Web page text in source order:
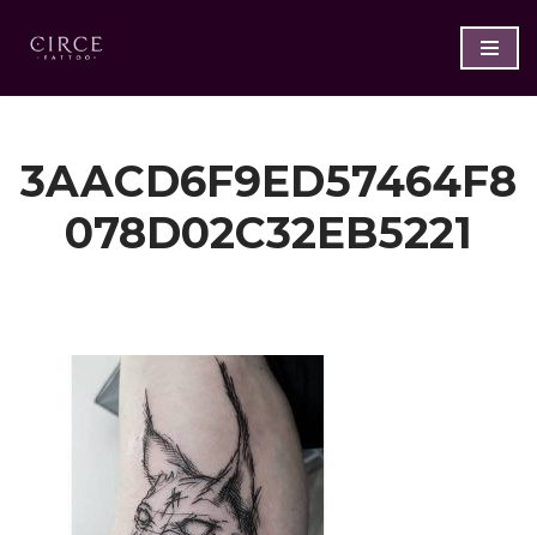
Saltar
al
3AACD6F9ED57464F8
078D02C32EB5221